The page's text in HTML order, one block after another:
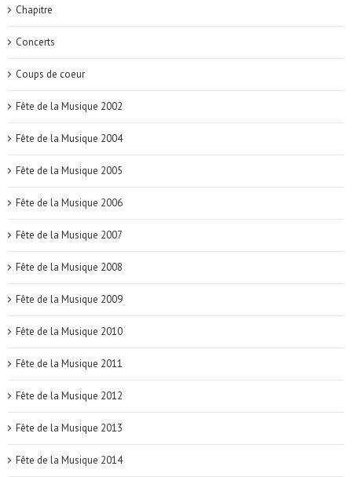
Chapitre
Concerts
Coups de coeur
Fête de la Musique 2002
Fête de la Musique 2004
Fête de la Musique 2005
Fête de la Musique 2006
Fête de la Musique 2007
Fête de la Musique 2008
Fête de la Musique 2009
Fête de la Musique 2010
Fête de la Musique 2011
Fête de la Musique 2012
Fête de la Musique 2013
Fête de la Musique 2014